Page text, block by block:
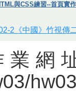
與CSS練習--首頁實
2《中國》竹視傳
網址